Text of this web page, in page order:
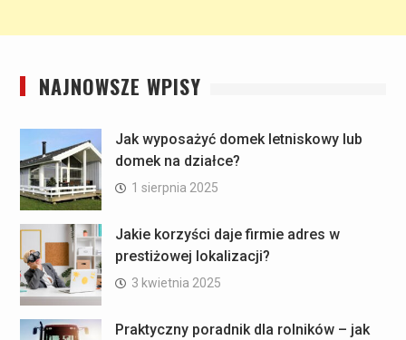
NAJNOWSZE WPISY
Jak wyposażyć domek letniskowy lub
domek na działce?
1 sierpnia 2025
Jakie korzyści daje firmie adres w
prestiżowej lokalizacji?
3 kwietnia 2025
Praktyczny poradnik dla rolników – jak